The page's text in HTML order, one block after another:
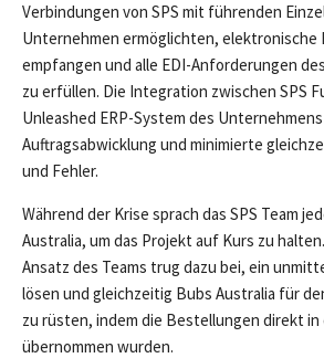
Verbindungen von SPS mit führenden
Unternehmen ermöglichten, elektronische
empfangen und alle EDI-Anforderungen
zu erfüllen. Die Integration zwischen SPS
Unleashed ERP-System des
Auftragsabwicklung und minimierte
und Fehler.
Während der Krise sprach das SPS Team
Australia, um das Projekt auf Kurs zu
Ansatz des Teams trug dazu bei, ein
lösen und gleichzeitig Bubs Australia für
zu rüsten, indem die Bestellungen direkt in
übernommen wurden.